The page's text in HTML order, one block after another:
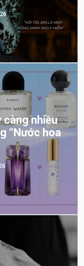
càng nhiều
“Nước hoa